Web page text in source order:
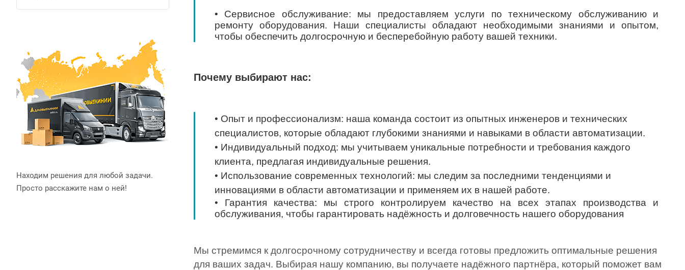
• Сервисное обслуживание: мы предоставляем услуги по техническому обслуживанию и
ремонту оборудования. Наши специалисты обладают необходимыми знаниями и опытом,
чтобы обеспечить долгосрочную и бесперебойную работу вашей техники.
Почему выбирают нас:
• Опыт и профессионализм: наша команда состоит из опытных инженеров и технических
специалистов, которые обладают глубокими знаниями и навыками в области автоматизации.
• Индивидуальный подход: мы учитываем уникальные потребности и требования каждого
клиента, предлагая индивидуальные решения.
• Использование современных технологий: мы следим за последними тенденциями и
инновациями в области автоматизации и применяем их в нашей работе.
• Гарантия качества: мы строго контролируем качество на всех этапах производства и
обслуживания, чтобы гарантировать надёжность и долговечность нашего оборудования
Мы стремимся к долгосрочному сотрудничеству и всегда готовы предложить оптимальные решения
для ваших задач. Выбирая нашу компанию, вы получаете надёжного партнёра, который поможет вам
Находим решения для любой задачи.
Просто расскажите нам о ней!